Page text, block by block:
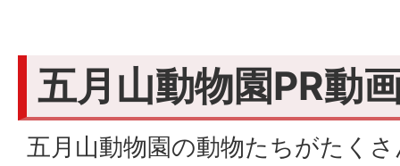
五月山動物園PR動
五月山動物園の動物たちがたく